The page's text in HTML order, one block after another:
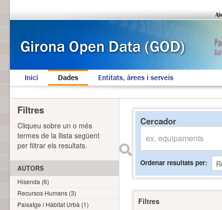
Inici Dades Entitats, àrees i serveis
Cercador
Ordenar resultats per
Filtres
Filtres
Cliqueu sobre un o més
termes de la llista següent
per filtrar els resultats.
AUTORS
Hisenda (6)
Recursos Humans (3)
Paisatge i Hàbitat Urbà (1)